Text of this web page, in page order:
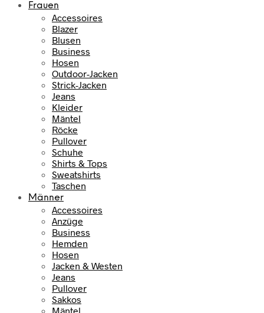
Frauen
Accessoires
Blazer
Blusen
Business
Hosen
Outdoor-Jacken
Strick-Jacken
Jeans
Kleider
Mäntel
Röcke
Pullover
Schuhe
Shirts & Tops
Sweatshirts
Taschen
Männer
Accessoires
Anzüge
Business
Hemden
Hosen
Jacken & Westen
Jeans
Pullover
Sakkos
Mäntel